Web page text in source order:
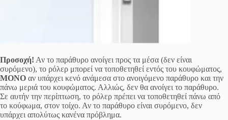
Προσοχή! Αν το παράθυρο ανοίγει προς τα μέσα (δεν είναι
συρόμενο), το ρόλερ μπορεί να τοποθετηθεί εντός του κουφώματος,
ΜΟΝΟ αν υπάρχει κενό ανάμεσα στο ανοιγόμενο παράθυρο και την
πάνω μεριά του κουφώματος. Αλλιώς, δεν θα ανοίγει το παράθυρο.
Σε αυτήν την περίπτωση, το ρόλερ πρέπει να τοποθετηθεί πάνω από
το κούφωμα, στον τοίχο. Αν το παράθυρο είναι συρόμενο, δεν
υπάρχει απολύτως κανένα πρόβλημα.